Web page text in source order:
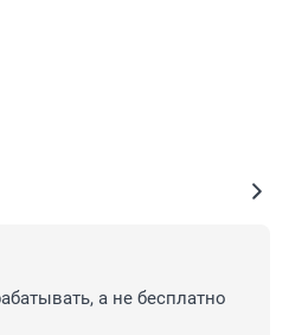
а не бесплатно